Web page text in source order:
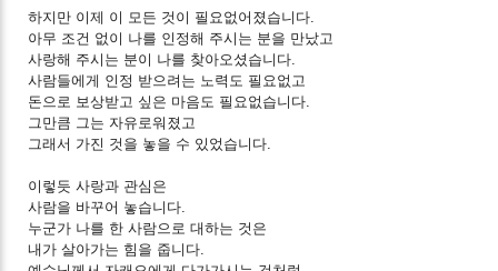
하지만 이제 이 모든 것이 필요없어졌습니다.
아무 조건 없이 나를 인정해 주시는 분을 만났고
사랑해 주시는 분이 나를 찾아오셨습니다.
사람들에게 인정 받으려는 노력도 필요없고
돈으로 보상받고 싶은 마음도 필요없습니다.
그만큼 그는 자유로워졌고
그래서 가진 것을 놓을 수 있었습니다.
이렇듯 사랑과 관심은
사람을 바꾸어 놓습니다.
누군가 나를 한 사람으로 대하는 것은
내가 살아가는 힘을 줍니다.